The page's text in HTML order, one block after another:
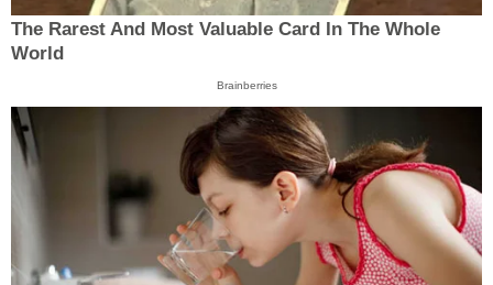
The Rarest And Most Valuable Card In The Whole
World
Brainberries